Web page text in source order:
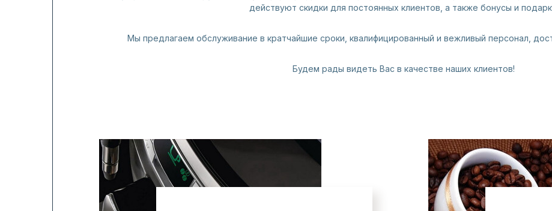
действуют скидки для постоянных клиентов, а также бонусы и
Мы предлагаем обслуживание в кратчайшие сроки, квалифицированный и вежливый персонал,
Будем рады видеть Вас в качестве наших клиентов!